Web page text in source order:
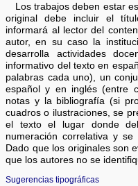
Los trabajos deben estar
original debe incluir el
informará al lector del
autor, en su caso la
desarrolla actividades
informativo del texto en
palabras cada uno), un
español y en inglés (entre
notas y la bibliografía (si
cuadros o ilustraciones, se
el texto el lugar donde
numeración correlativa y
Dado que los originales son
que los autores no se
Sugerencias tipográficas